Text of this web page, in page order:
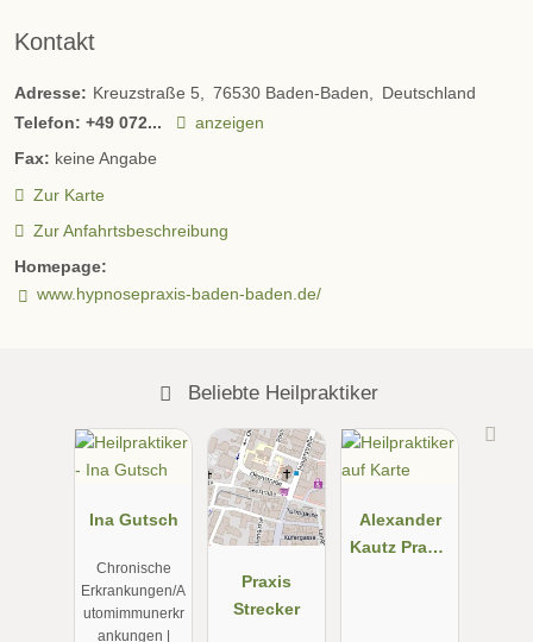
Kontakt
Adresse: Kreuzstraße 5 76530 Baden-Baden
Deutschland
Telefon: +49 072...
anzeigen
Fax: keine Angabe
Zur Karte
Zur Anfahrtsbeschreibung
Homepage:
www.hypnosepraxis-baden-baden.de/
Beliebte Heilpraktiker
Ina Gutsch
Chronische
Erkrankungen/A
utomimmunerkr
ankungen |
Praxis
Strecker
Alexander
Kautz Praxis